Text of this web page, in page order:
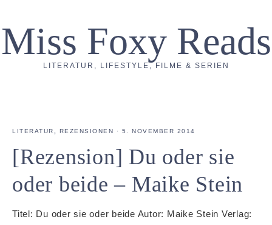
Miss Foxy Reads
LITERATUR, LIFESTYLE, FILME & SERIEN
LITERATUR REZENSIONEN · 5. NOVEMBER 2014
[Rezension] Du oder sie
oder beide – Maike Stein
Titel: Du oder sie oder beide Autor: Maike Stein Verlag: